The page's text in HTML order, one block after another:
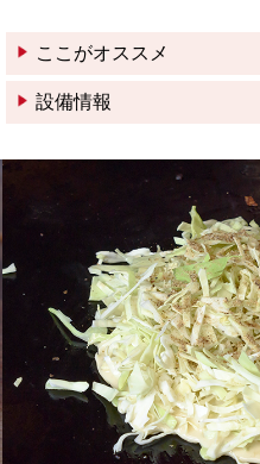
ここがオススメ
設備情報